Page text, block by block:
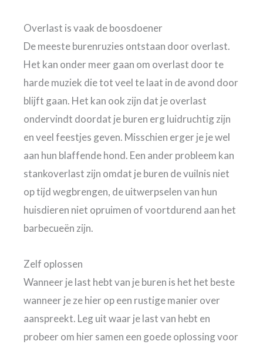
Overlast is vaak de boosdoener
De meeste burenruzies ontstaan door overlast.
Het kan onder meer gaan om overlast door te
harde muziek die tot veel te laat in de avond door
blijft gaan. Het kan ook zijn dat je overlast
ondervindt doordat je buren erg luidruchtig zijn
en veel feestjes geven. Misschien erger je je wel
aan hun blaffende hond. Een ander probleem kan
stankoverlast zijn omdat je buren de vuilnis niet
op tijd wegbrengen, de uitwerpselen van hun
huisdieren niet opruimen of voortdurend aan het
barbecueën zijn.
Zelf oplossen
Wanneer je last hebt van je buren is het het beste
wanneer je ze hier op een rustige manier over
aanspreekt. Leg uit waar je last van hebt en
probeer om hier samen een goede oplossing voor